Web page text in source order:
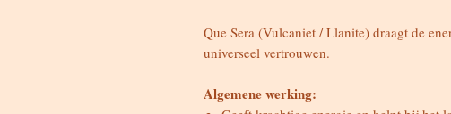
Que Sera (Vulcaniet / Llanite) draagt de
universeel vertrouwen.
Algemene werking: